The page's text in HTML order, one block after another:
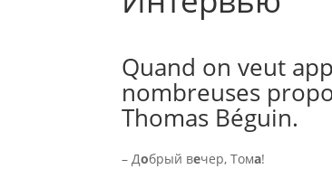
Quand on veut
nombreuses
Thomas Béguin.
– Добрый вечер, Тома!